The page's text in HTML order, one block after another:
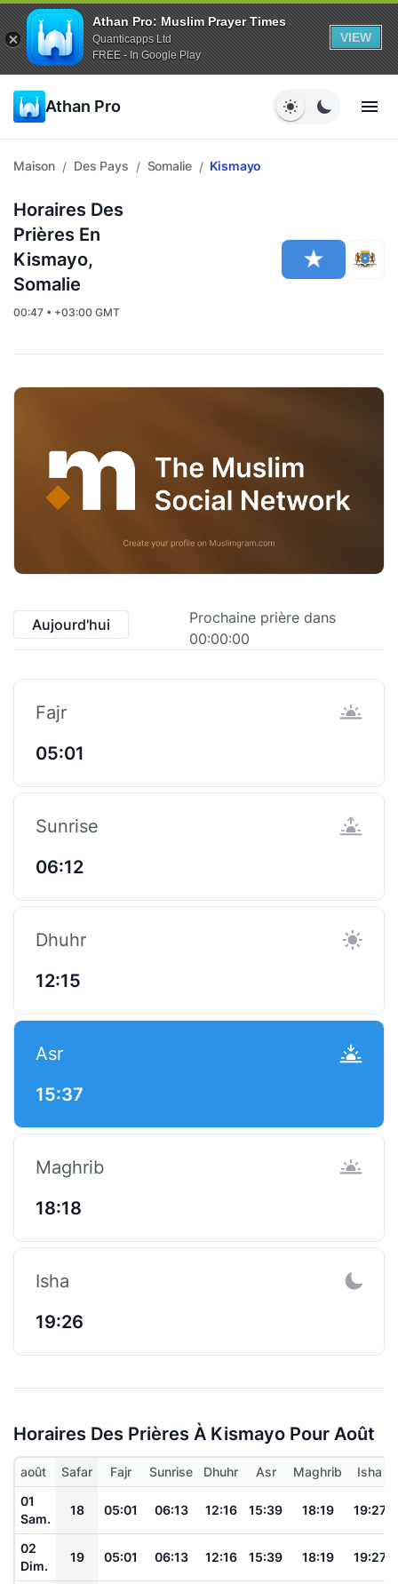
Athan Pro: Muslim Prayer Times
Quanticapps Ltd
FREE - In Google Play
VIEW
Athan Pro
Maison / Des Pays / Somalie / Kismayo
Horaires Des
Prières En
Kismayo,
Somalie
00:47 • +03:00 GMT
Aujourd'hui
Prochaine prière dans
00:00:00
Fajr
05:01
Sunrise
06:12
Dhuhr
12:15
Asr
15:37
Maghrib
18:18
Isha
19:26
Horaires Des Prières À Kismayo Pour Août
août Safar Fajr Sunrise Dhuhr Asr Maghrib
Isha
01
Sam.
18 05:01 06:13 12:16 15:39 18:19 19:27
02
Dim.
19 05:01 06:13 12:16 15:39 18:19 19:27